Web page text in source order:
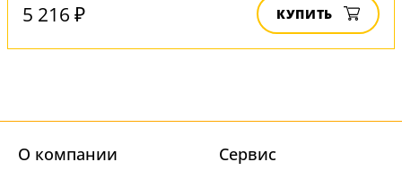
5 216 ₽ КУПИТЬ
О компании Cервис